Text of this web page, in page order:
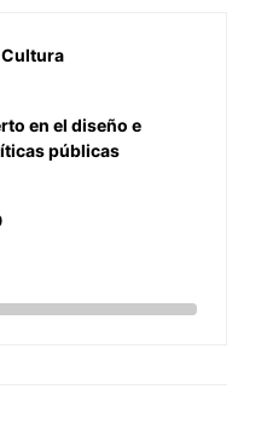
en el diseño e
públicas